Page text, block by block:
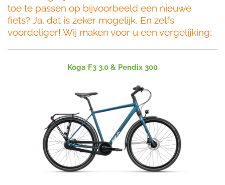
toe te passen op bijvoorbeeld een nieuwe
fiets? Ja, dat is zeker mogelijk. En zelfs
voordeliger! Wij maken voor u een vergelijking:
Koga F3 3.0 & Pendix 300